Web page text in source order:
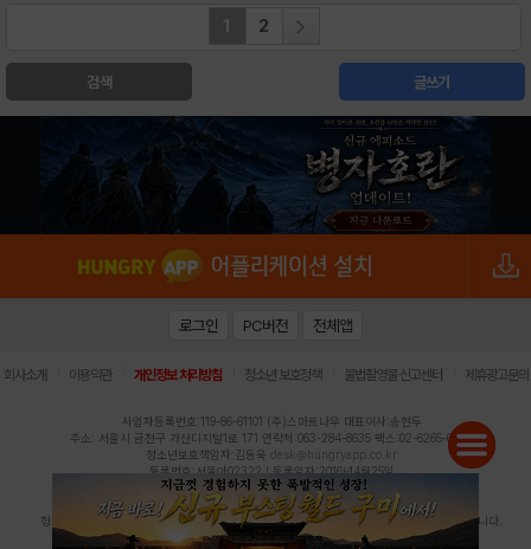
1 2
검색 글쓰기
로그인 PC버전 전체앱
회사소개 이용약관 개인정보 처리방침 청소년 보호정책 불법촬영물 신고센터 제휴광고문의
사업자등록번호:119-86-61101 (주)스마트나우 대표이사:송현두
주소: 서울시 금천구 가산디지털1로 171 연락처:063-284-8635 팩스:02-6265-0377
청소년보호책임자:김동욱 desk@hungryapp.co.kr
등록번호:서울아02322 | 등록일자:2016년4월25일
발행인:(주)스마트나우 송현두 | 편집인:김동욱
헝그리앱의 콘텐츠 및 기사는 저작권법의 보호를 받으므로, 무단 전재, 복사, 배포 등을 금합니다.
Copyright (c) HungryApp All Rights Reserved.